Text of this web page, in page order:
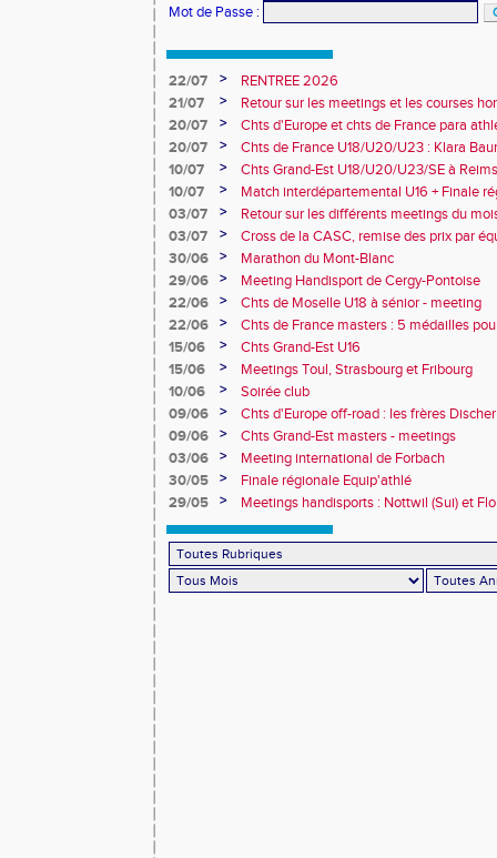
Mot de Passe :
22/07 >
RENTREE 2026
21/07
>
Retour sur les meetings et les courses
20/07
>
Chts d'Europe et chts de France para
champion d'Europe et multiples
20/07 >
Chts de France U18/U20/U23 : Klara
10e
10/07 >
Chts Grand-Est U18/U20/U23/SE à
10/07
>
Match interdépartemental U16 + Finale
Obernai
03/07 >
Retour sur les différents meetings du
03/07
>
Cross de la CASC, remise des prix par
collèges
30/06 >
Marathon du Mont-Blanc
29/06
>
Meeting Handisport de Cergy-Pontoise
22/06
>
Chts de Moselle U18 à sénior - meeting
22/06
>
Chts de France masters : 5 médailles
15/06
>
Chts Grand-Est U16
15/06
>
Meetings Toul, Strasbourg et Fribourg
10/06
>
Soirée club
09/06
>
Chts d'Europe off-road : les frères
09/06
>
Chts Grand-Est masters - meetings
03/06
>
Meeting international de Forbach
30/05
>
Finale régionale Equip'athlé
29/05
> Meetings handisports : Nottwil (Sui) et